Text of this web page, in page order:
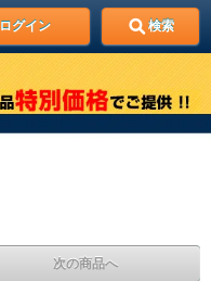
ログイン 検索
次の商品へ